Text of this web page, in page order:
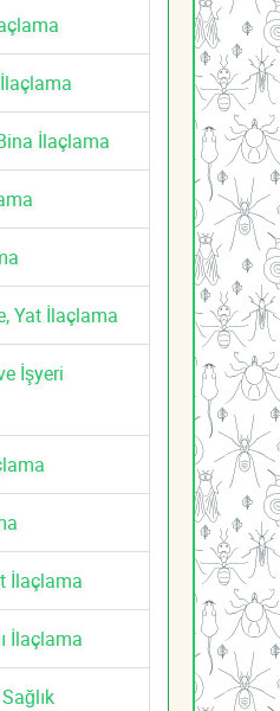
İlaçlama
Yat İlaçlama
İşyeri
İlaçlama
İlaçlama